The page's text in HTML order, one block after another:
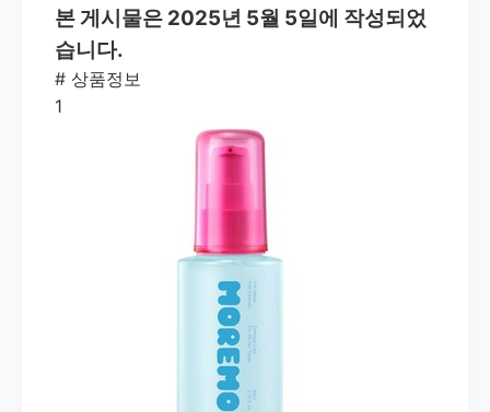
본 게시물은 2025년 5월 5일에 작성되었
습니다.
# 상품정보
1